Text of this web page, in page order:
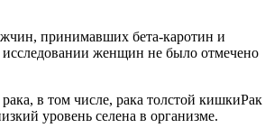
принимавших бета-каротин и
исследовании женщин не было отмечено
в том числе, рака толстой кишкиРак
уровень селена в организме.